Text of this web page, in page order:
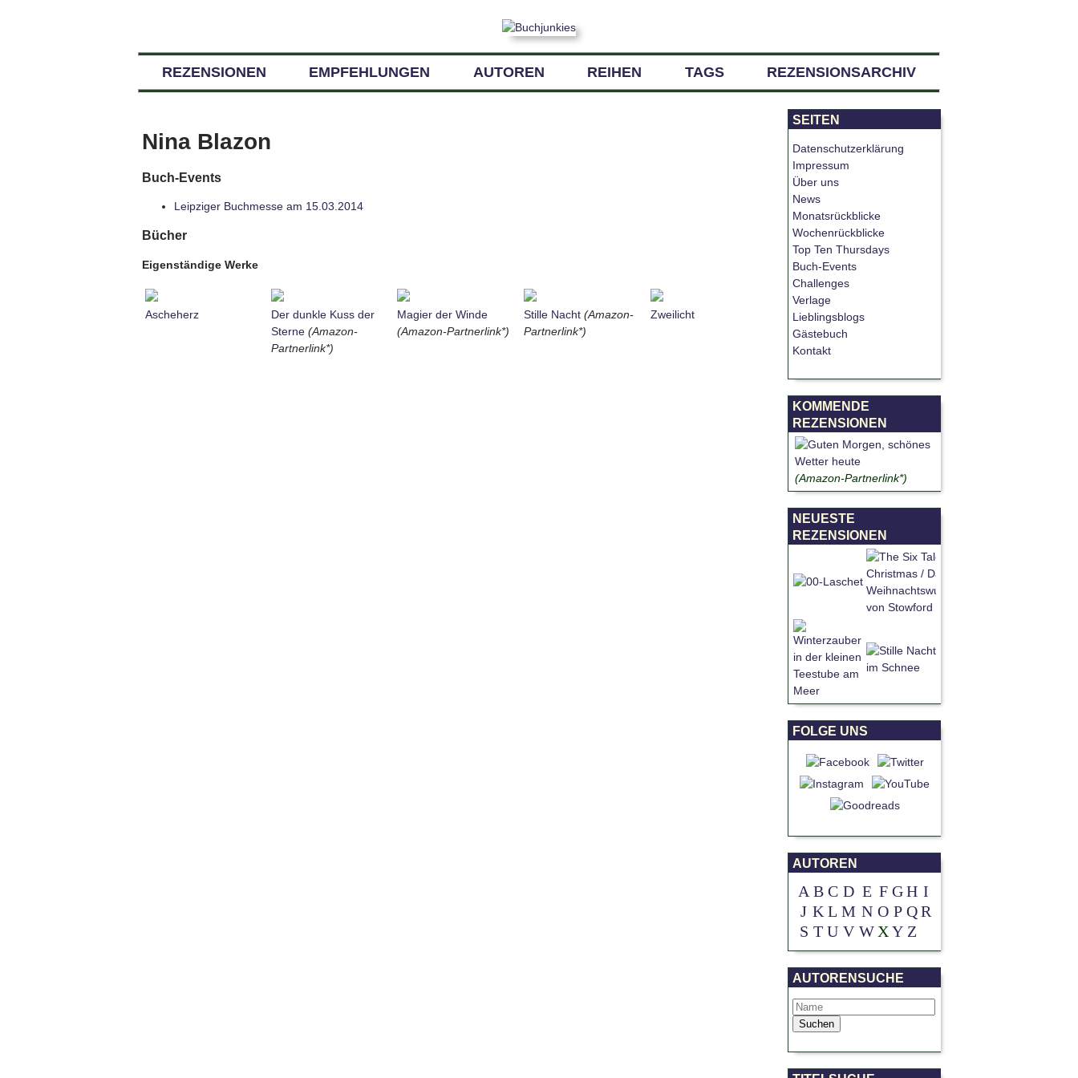
REZENSIONEN EMPFEHLUNGEN AUTOREN REIHEN TAGS REZENSIONSARCHIV
Nina Blazon
Buch-Events
Leipziger Buchmesse am 15.03.2014
Bücher
Eigenständige Werke
Ascheherz
Der dunkle Kuss der
Sterne (Amazon-
Partnerlink*)
Magier der Winde
(Amazon-Partnerlink*)
Stille Nacht (Amazon-
Partnerlink*)
Zweilicht
SEITEN
Datenschutzerklärung
Impressum
Über uns
News
Monatsrückblicke
Wochenrückblicke
Top Ten Thursdays
Buch-Events
Challenges
Verlage
Lieblingsblogs
Gästebuch
Kontakt
KOMMENDE
REZENSIONEN
(Amazon-Partnerlink*)
NEUESTE
REZENSIONEN
FOLGE UNS
AUTOREN
A B C D E F GH I
J K L M N O P QR
S T U V W XY Z
AUTORENSUCHE